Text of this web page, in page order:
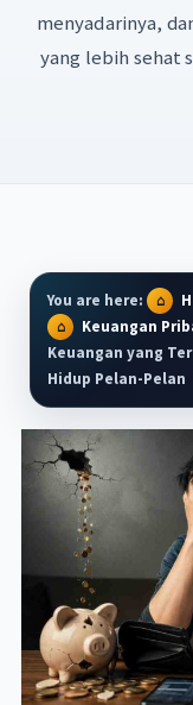
menyadarinya,
yang lebih sehat
You are here:
Keuangan
Keuangan yang
Hidup Pelan-Pelan